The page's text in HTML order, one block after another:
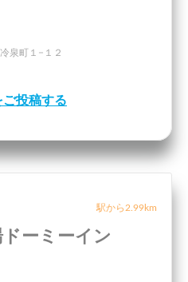
泉町１−１２
ご投稿する
駅から2.99km
ーミーイン